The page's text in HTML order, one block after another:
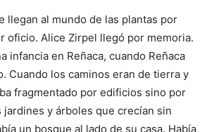
llegan al mundo de las plantas por
oficio. Alice Zirpel llegó por memoria.
infancia en Reñaca, cuando Reñaca
Cuando los caminos eran de tierra y
fragmentado por edificios sino por
jardines y árboles que crecían sin
un bosque al lado de su casa. Había